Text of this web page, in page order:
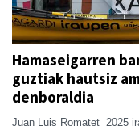
Hamaseigarren
guztiak hautsiz
denboraldia
Juan Luis Romatet 2025